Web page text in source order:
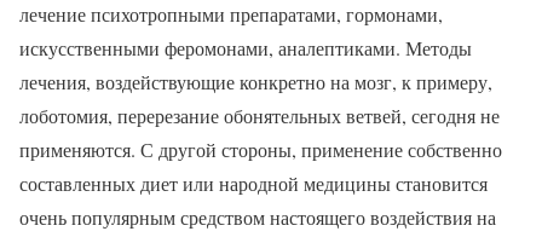
лечение психотропными препаратами, гормонами,
искусственными феромонами, аналептиками. Методы
лечения, воздействующие конкретно на мозг, к примеру,
лоботомия, перерезание обонятельных ветвей, сегодня не
применяются. С другой стороны, применение собственно
составленных диет или народной медицины становится
очень популярным средством настоящего воздействия на